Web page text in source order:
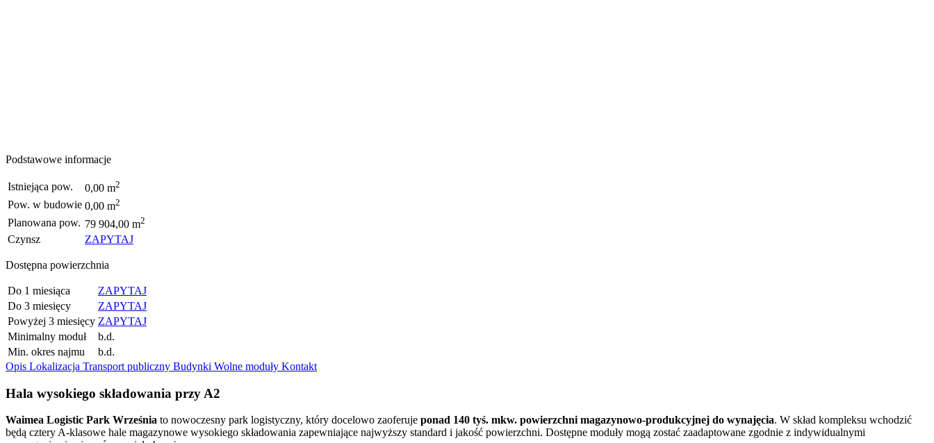
Podstawowe informacje
Istniejąca pow. 0,00 m2
Pow. w budowie 0,00 m2
Planowana pow. 79 904,00 m2
Czynsz ZAPYTAJ
Dostępna powierzchnia
Do 1 miesiąca
ZAPYTAJ
Do 3 miesięcy
ZAPYTAJ
Powyżej 3 miesięcy ZAPYTAJ
Minimalny moduł
b.d.
Min. okres najmu
b.d.
Opis Lokalizacja Transport publiczny Budynki Wolne moduły Kontakt
Hala wysokiego składowania przy A2
Waimea Logistic Park Września to nowoczesny park logistyczny, który docelowo zaoferuje ponad 140 tyś. mkw. powierzchni magazynowo-produkcyjnej do wynajęcia. W skład kompleksu wchodzić
będą cztery A-klasowe hale magazynowe wysokiego składowania zapewniające najwyższy standard i jakość powierzchni. Dostępne moduły mogą zostać zaadaptowane zgodnie z indywidualnymi